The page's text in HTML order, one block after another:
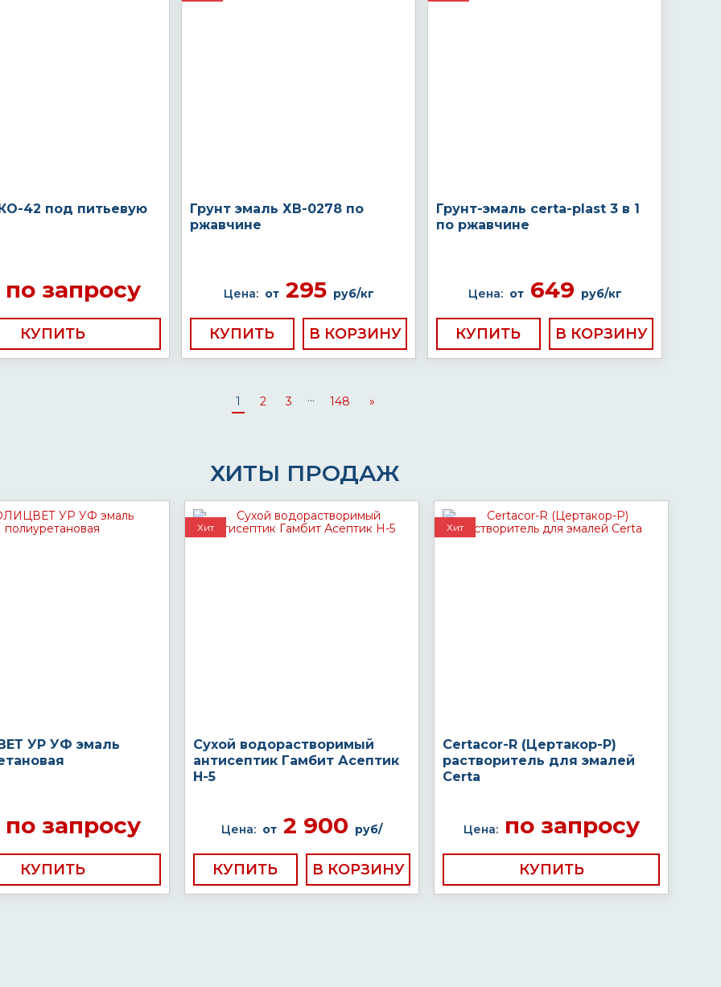
42 под питьевую
запросу
КУПИТЬ
Грунт эмаль ХВ-0278 по
ржавчине
Цена: от295 руб/кг
КУПИТЬ
Грунт-эмаль certa-plast 3 в 1
по ржавчине
Цена: от649 руб/кг
КУПИТЬ
1 2 3 ... 148 »
ХИТЫ ПРОДАЖ
УР УФ эмаль
запросу
КУПИТЬ
Хит
Сухой водорастворимый
антисептик Гамбит Асептик
H-5
Цена: от 2 900 руб/
КУПИТЬ
Хит
Certacor-R (Цертакор-Р)
растворитель для эмалей
Certa
Цена:по запросу
КУПИТЬ